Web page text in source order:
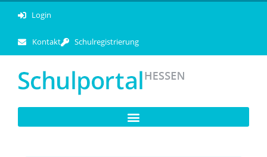
Login
Kontakt Schulregistrierung